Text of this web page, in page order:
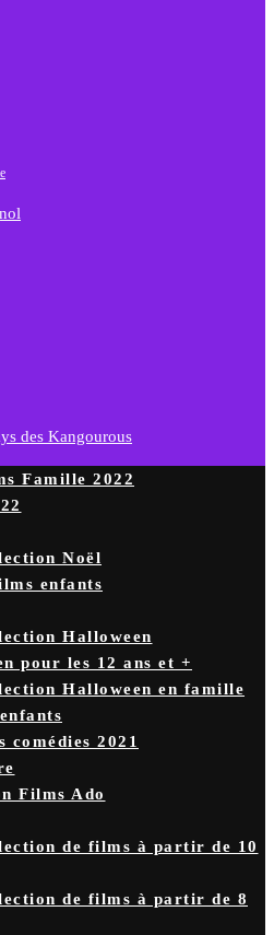
des Kangourous
Famille 2022
Noël
enfants
Halloween
pour les 12 ans et +
Halloween en famille
comédies 2021
Films Ado
de films à partir de 10
de films à partir de 8